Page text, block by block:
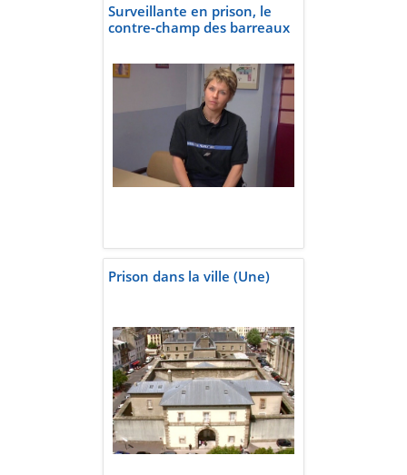
Surveillante en prison, le
contre-champ des barreaux
Prison dans la ville (Une)